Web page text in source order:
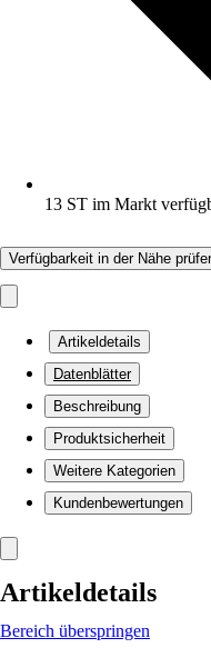
13 ST im Markt
Verfügbarkeit in der Nähe
Artikeldetails
Datenblätter
Beschreibung
Produktsicherheit
Weitere Kategorien
Kundenbewertungen
Artikeldetails
Bereich überspringen